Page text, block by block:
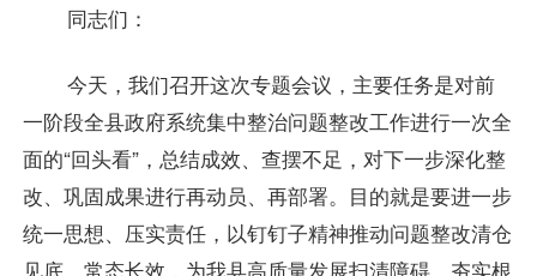
同志们：
今天，我们召开这次专题会议，主要任务是对前
一阶段全县政府系统集中整治问题整改工作进行一次全
面的“回头看”，总结成效、查摆不足，对下一步深化整
改、巩固成果进行再动员、再部署。目的就是要进一步
统一思想、压实责任，以钉钉子精神推动问题整改清仓
见底、常态长效，为我县高质量发展扫清障碍、夯实根